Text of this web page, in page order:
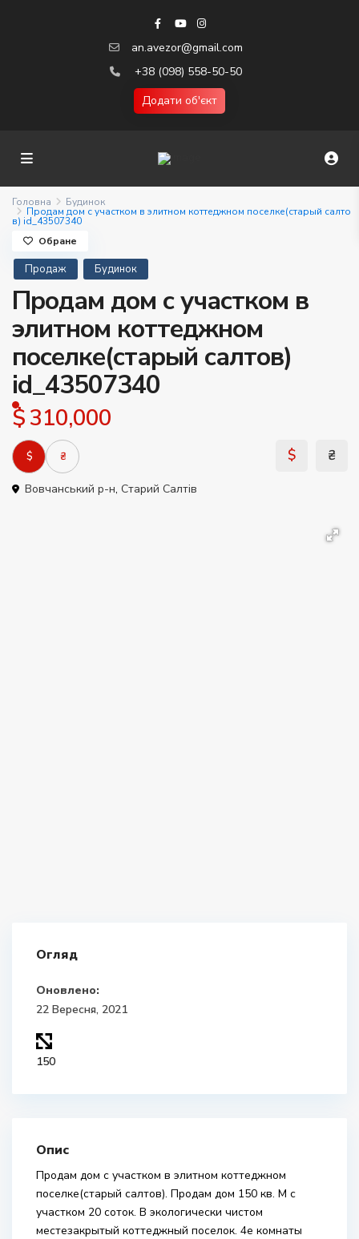
an.avezor@gmail.com
+38 (098) 558-50-50
Додати об'єкт
Головна Будинок
Продам дом с участком в элитном коттеджном поселке(старый салто
в) id_43507340
Продаж Будинок
Продам дом с участком в
элитном коттеджном
поселке(старый салтов)
id_43507340
$ 310,000
$ ₴
Вовчанський р-н, Старий Салтів
Обране
Огляд
Оновлено:
22 Вересня, 2021
150
Опис
Продам дом с участком в элитном коттеджном
поселке(старый салтов). Продам дом 150 кв. М с
участком 20 соток. В экологически чистом
местезакрытый коттеджный поселок. 4е комнаты
$ ₴